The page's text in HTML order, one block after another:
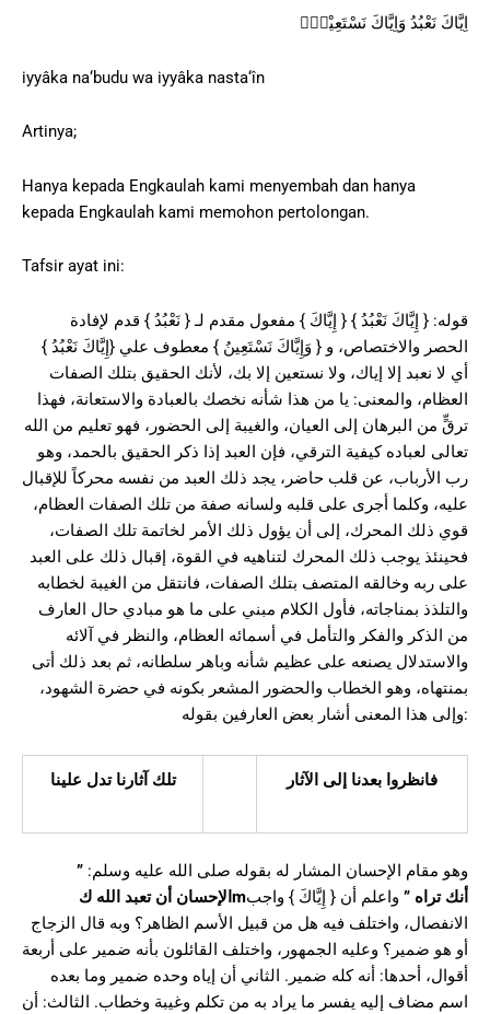
اِيَّاكَ نَعْبُدُ وَاِيَّاكَ نَسْتَعِيْنُۗ
iyyâka na‘budu wa iyyâka nasta‘în
Artinya;
Hanya kepada Engkaulah kami menyembah dan hanya
kepada Engkaulah kami memohon pertolongan.
Tafsir ayat ini:
الحصر والاختصاص، و { وَإِيَّاكَ نَسْتَعِينُ } معطوف علي {إِيَّاكَ نَعْبُدُ }
أي لا نعبد إلا إياك، ولا نستعين إلا بك، لأنك الحقيق بتلك الصفات
العظام، والمعنى: يا من هذا شأنه نخصك بالعبادة والاستعانة، فهذا
ترقٍّ من البرهان إلى العيان، والغيبة إلى الحضور، فهو تعليم من الله
تعالى لعباده كيفية الترقي، فإن العبد إذا ذكر الحقيق بالحمد، وهو
رب الأرباب، عن قلب حاضر، يجد ذلك العبد من نفسه محركاً للإقبال
عليه، وكلما أجرى على قلبه ولسانه صفة من تلك الصفات العظام،
قوي ذلك المحرك، إلى أن يؤول ذلك الأمر لخاتمة تلك الصفات،
فحينئذ يوجب ذلك المحرك لتناهيه في القوة، إقبال ذلك على العبد
على ربه وخالقه المتصف بتلك الصفات، فانتقل من الغيبة لخطابه
والتلذذ بمناجاته، فأول الكلام مبني على ما هو مبادي حال العارف
من الذكر والفكر والتأمل في أسمائه العظام، والنظر في آلائه
والاستدلال يصنعه على عظيم شأنه وباهر سلطانه، ثم بعد ذلك أتى
بمنتهاه، وهو الخطاب والحضور المشعر بكونه في حضرة الشهود،
وإلى هذا المعنى أشار بعض العارفين بقوله:
تلك آثارنا تدل علينا فانظروا بعدنا إلى الآثار
وهو مقام الإحسان المشار له بقوله صلى الله عليه وسلم: ”
الإحسان أن تعبد الله ك m أنك تراه ” واعلم أن { إِيَّاكَ } واجب
الانفصال، واختلف فيه هل من قبيل الأسم الظاهر؟ وبه قال الزجاج
أو هو ضمير؟ وعليه الجمهور، واختلف القائلون بأنه ضمير على أربعة
أقوال، أحدها: أنه كله ضمير. الثاني أن إياه وحده ضمير وما بعده
اسم مضاف إليه يفسر ما يراد به من تكلم وغيبة وخطاب. الثالث: أن